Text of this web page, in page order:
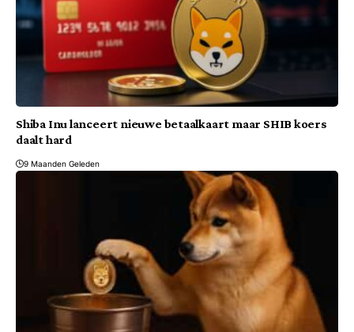
Shiba Inu lanceert nieuwe betaalkaart maar SHIB koers
daalt hard
9 Maanden Geleden